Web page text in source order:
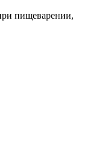
пищеварении,